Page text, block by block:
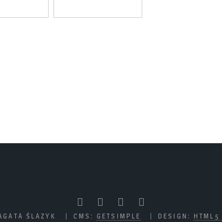
ŚLAZYK CMS:GETSIMPLE DESIGN:HTML5